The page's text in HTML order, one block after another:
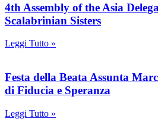
4th Assembly of the Asia
Scalabrinian Sisters
Leggi Tutto »
Festa della Beata Assunta
di Fiducia e Speranza
Leggi Tutto »